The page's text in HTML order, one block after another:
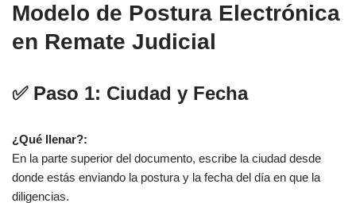
Modelo de Postura Electrónica
en Remate Judicial
✅ Paso 1: Ciudad y Fecha
¿Qué llenar?:
En la parte superior del documento, escribe la ciudad desde
donde estás enviando la postura y la fecha del día en que la
diligencias.